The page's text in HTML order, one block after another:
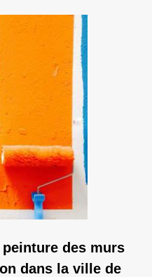
des murs
dans la ville de